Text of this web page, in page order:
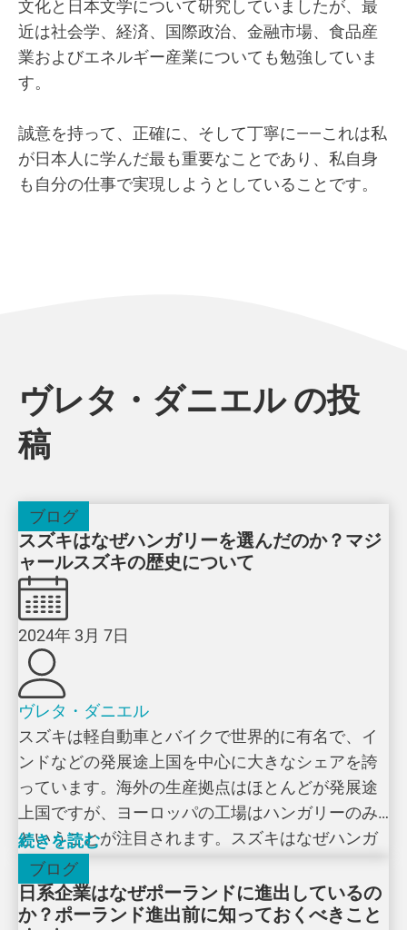
文化と日本文学について研究していましたが、最
近は社会学、経済、国際政治、金融市場、食品産
業およびエネルギー産業についても勉強していま
す。
誠意を持って、正確に、そして丁寧に――これは私
が日本人に学んだ最も重要なことであり、私自身
も自分の仕事で実現しようとしていることです。
ヴレタ・ダニエル の投
稿
ブログ
スズキはなぜハンガリーを選んだのか？マジ
ャールスズキの歴史について
2024年 3月 7日
ヴレタ・ダニエル
スズキは軽自動車とバイクで世界的に有名で、イ
ンドなどの発展途上国を中心に大きなシェアを誇
っています。海外の生産拠点はほとんどが発展途
上国ですが、ヨーロッパの工場はハンガリーのみ
ということが注目されます。スズキはなぜハンガ
[…]
続きを読む
ブログ
日系企業はなぜポーランドに進出しているの
か？ポーランド進出前に知っておくべきこと